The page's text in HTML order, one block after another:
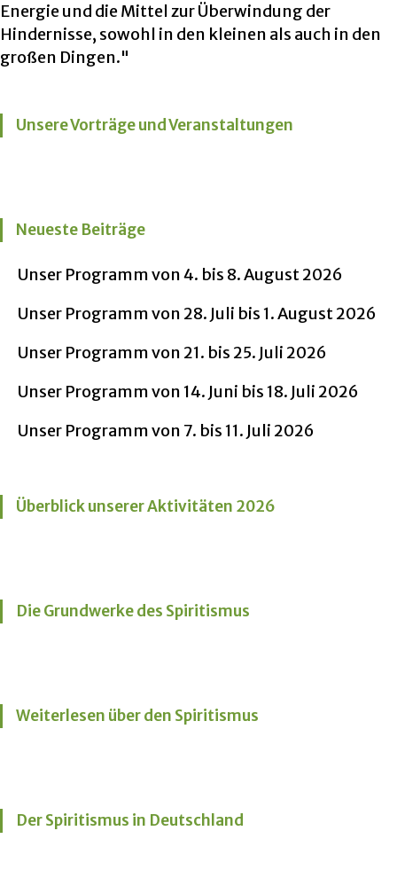
Energie und die Mittel zur Überwindung der
Hindernisse, sowohl in den kleinen als auch in den
großen Dingen."
Unsere Vorträge und Veranstaltungen
Neueste Beiträge
Unser Programm von 4. bis 8. August 2026
Unser Programm von 28. Juli bis 1. August 2026
Unser Programm von 21. bis 25. Juli 2026
Unser Programm von 14. Juni bis 18. Juli 2026
Unser Programm von 7. bis 11. Juli 2026
Überblick unserer Aktivitäten 2026
Die Grundwerke des Spiritismus
Weiterlesen über den Spiritismus
Der Spiritismus in Deutschland